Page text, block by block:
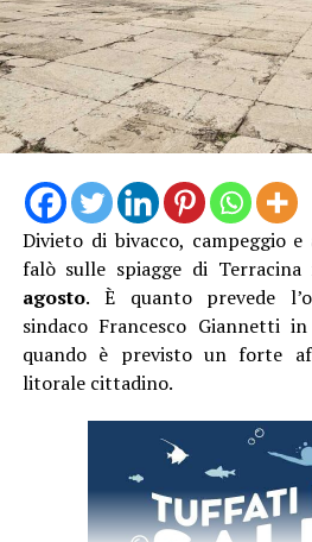
Al momento, infatti, non
assistito direttamente
lungomare fosse
nell’ora di punta del sabato.
Divieto di bivacco, campeggio
falò sulle spiagge di
agosto. È quanto prevede
sindaco Francesco Giannetti
quando è previsto un forte
litorale cittadino.